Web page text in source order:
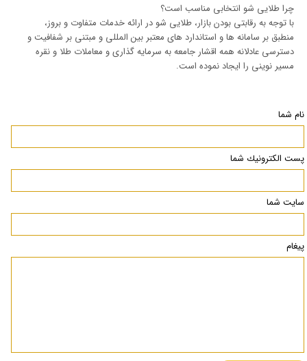
چرا طلایی شو انتخابی مناسب است؟
با توجه به رقابتی بودن بازار، طلایی شو در ارائه خدمات متفاوت و بروز،
منطبق بر سامانه ها و استاندارد های معتبر بین المللی و مبتنی بر شفافیت و
دسترسی عادلانه همه اقشار جامعه به سرمایه گذاری و معاملات طلا و نقره
مسیر نوینی را ایجاد نموده است.
نام شما
پست الكترونيك شما
سایت شما
پیغام